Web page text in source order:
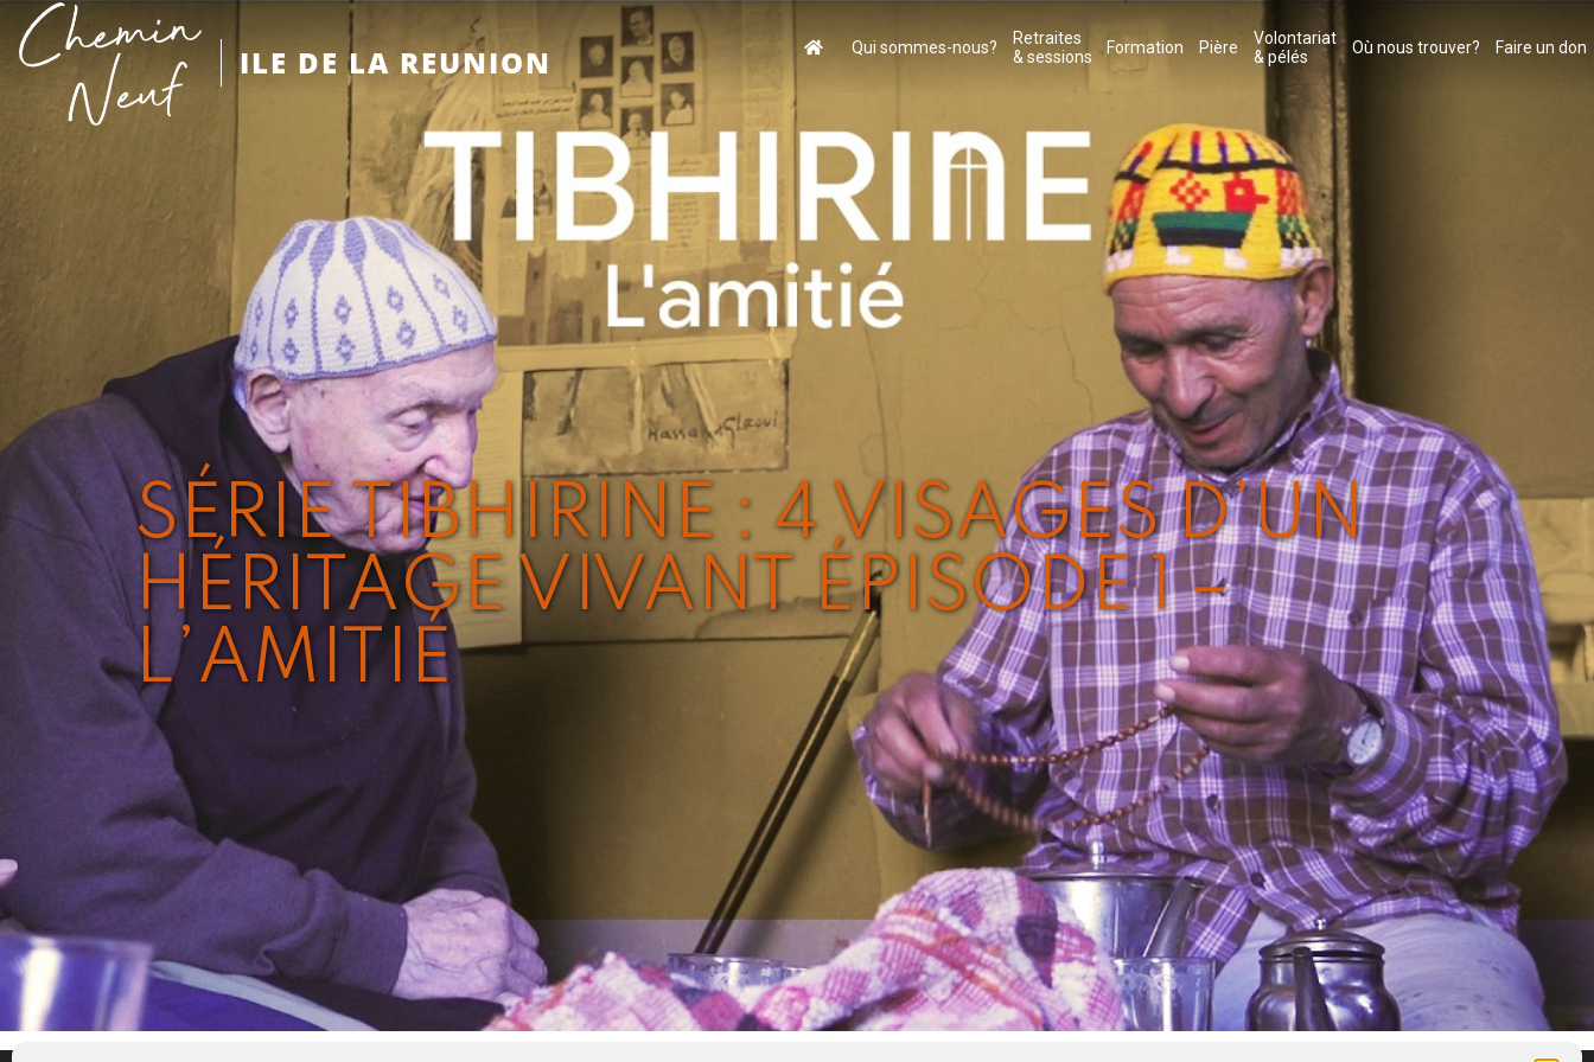
ILE DE LA REUNION Qui sommes-nous?
Retraites
& sessions
Formation Pière
Volontariat
& pélés
Où nous trouver? Faire un don
SÉRIE TIBHIRINE : 4 VISAGES D’UN
HÉRITAGE VIVANT ÉPISODE 1 –
L’AMITIÉ